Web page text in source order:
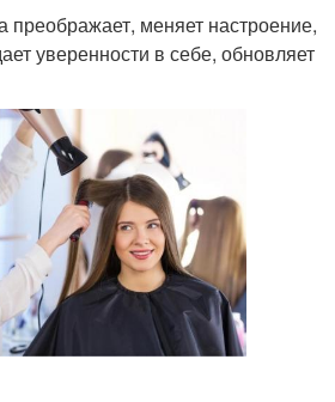
преображает, меняет настроение,
уверенности в себе, обновляет